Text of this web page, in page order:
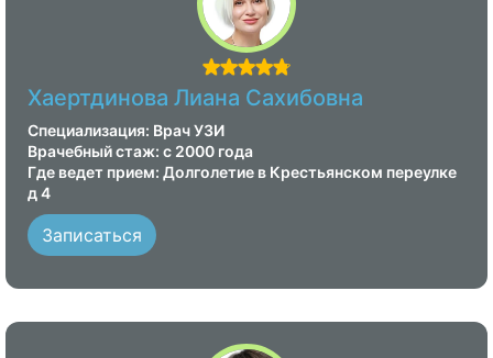
Хаертдинова Лиана Сахибовна
Специализация: Врач УЗИ
Врачебный стаж: с 2000 года
Где ведет прием: Долголетие в Крестьянском переулке
д 4
Записаться